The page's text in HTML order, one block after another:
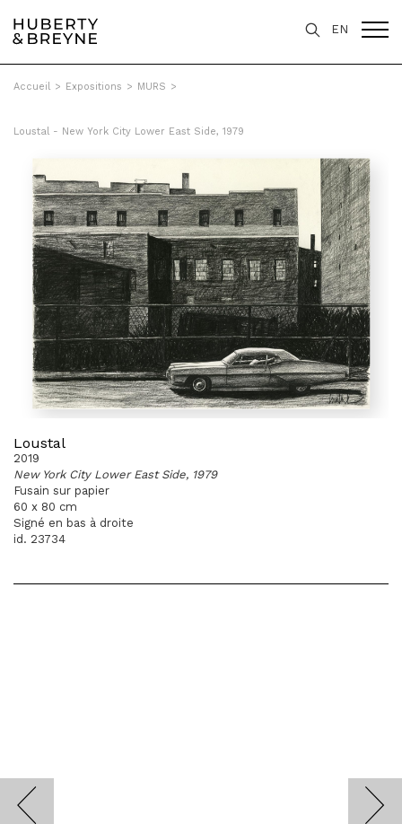
EN
Accueil > Expositions > MURS >
Loustal - New York City Lower East Side, 1979
Loustal
2019
New York City Lower East Side, 1979
Fusain sur papier
60 x 80 cm
Signé en bas à droite
id. 23734